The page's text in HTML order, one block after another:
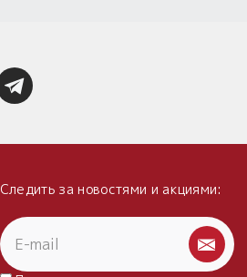
Следить за новостями и акциями: